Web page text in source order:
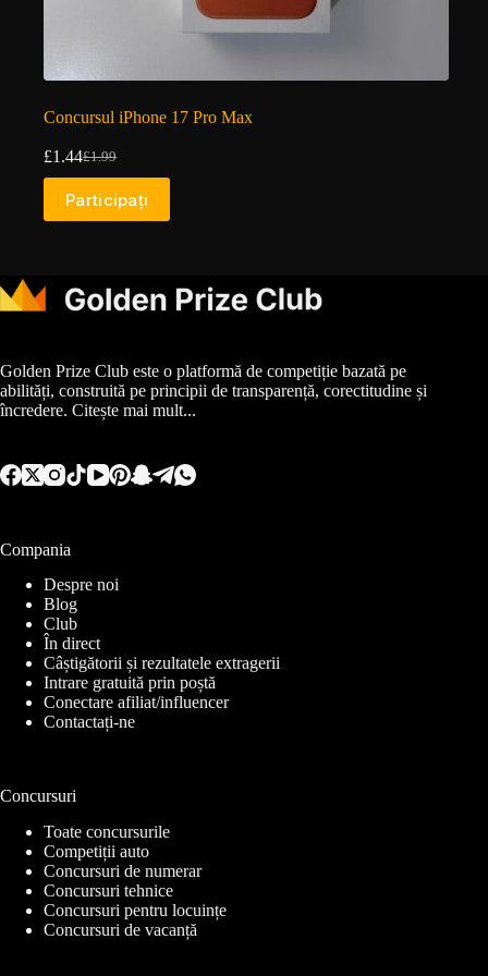
Concursul iPhone 17 Pro Max
£1.99
Prețul
a
fost:
£1.44Prețul
este:
£1.44.
Participați
Golden Prize Club este o platformă de competiție bazată pe
abilități, construită pe principii de transparență, corectitudine și
încredere. Citește mai mult...
Compania
Despre noi
Blog
Club
În direct
Câștigătorii și rezultatele extragerii
Intrare gratuită prin poștă
Conectare afiliat/influencer
Contactați-ne
Concursuri
Toate concursurile
Competiții auto
Concursuri de numerar
Concursuri tehnice
Concursuri pentru locuințe
Concursuri de vacanță